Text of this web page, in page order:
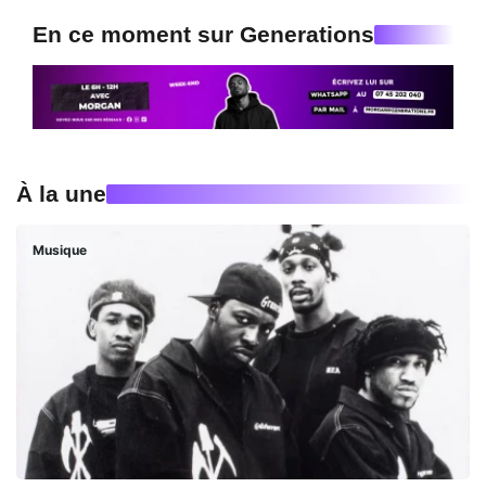
En ce moment sur Generations
À la une
Musique